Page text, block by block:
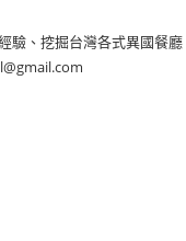
驗、挖掘台灣各式異國餐